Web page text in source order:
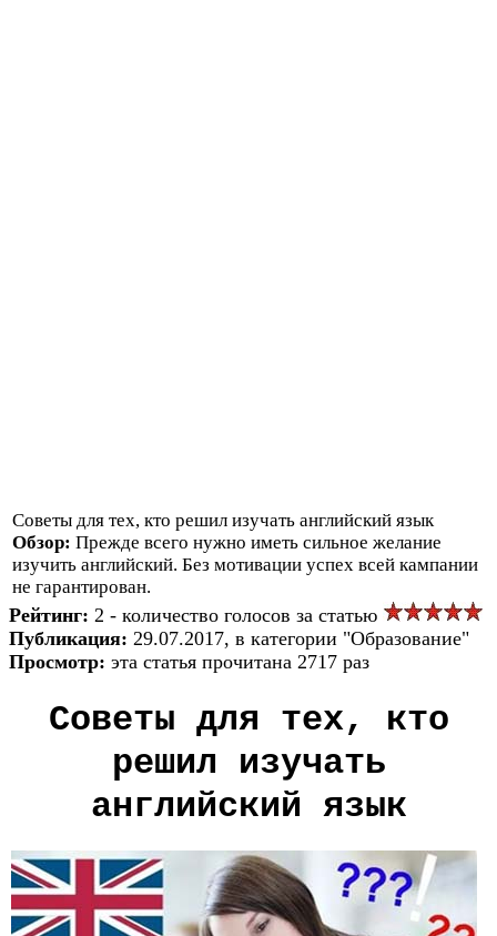
Советы для тех, кто решил изучать английский язык
Обзор: Прежде всего нужно иметь сильное желание
изучить английский. Без мотивации успех всей кампании
не гарантирован.
Рейтинг: 2 - количество голосов за статью
Публикация: 29.07.2017, в категории "Образование"
Просмотр: эта статья прочитана 2717 раз
Советы для тех, кто
решил изучать
английский язык